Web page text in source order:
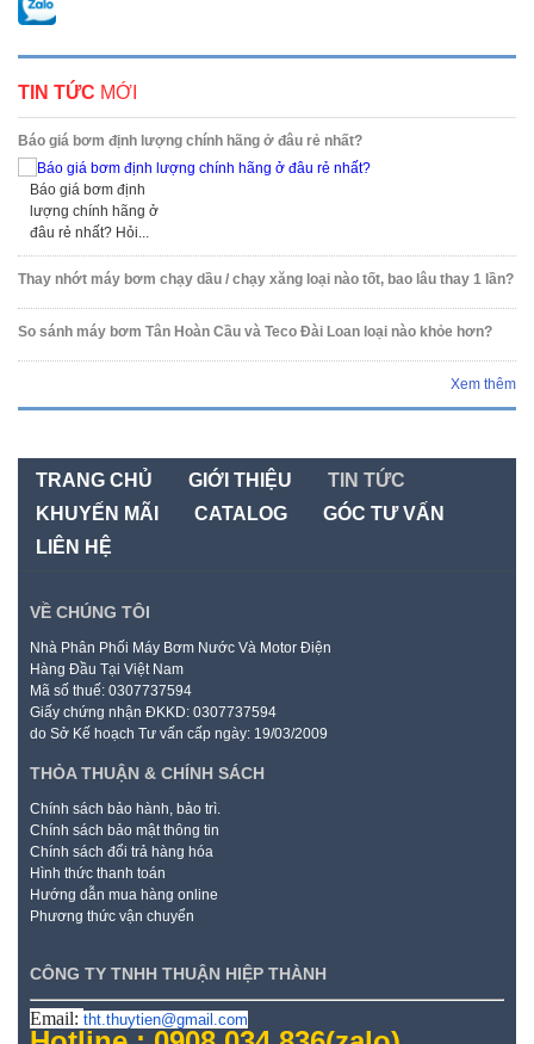
TIN TỨC MỚI
Báo giá bơm định lượng chính hãng ở đâu rẻ nhất?
Báo giá bơm định
lượng chính hãng ở
đâu rẻ nhất? Hỏi...
Thay nhớt máy bơm chạy dầu / chạy xăng loại nào tốt, bao lâu thay 1 lần?
So sánh máy bơm Tân Hoàn Cầu và Teco Đài Loan loại nào khỏe hơn?
Xem thêm
TRANG CHỦ GIỚI THIỆU
TIN TỨC
KHUYẾN MÃI
CATALOG
GÓC TƯ VẤN
LIÊN HỆ
VỀ CHÚNG TÔI
Nhà Phân Phối Máy Bơm Nước Và Motor Điện
Hàng Đầu Tại Việt Nam
Mã số thuế: 0307737594
Giấy chứng nhận ĐKKD: 0307737594
do Sở Kế hoạch Tư vấn cấp ngày: 19/03/2009
THỎA THUẬN & CHÍNH SÁCH
Chính sách bảo hành, bảo trì.
Chính sách bảo mật thông tin
Chính sách đổi trả hàng hóa
Hình thức thanh toán
Hướng dẫn mua hàng online
Phương thức vận chuyển
CÔNG TY TNHH THUẬN HIỆP THÀNH
Email: tht.thuytien@gmail.com